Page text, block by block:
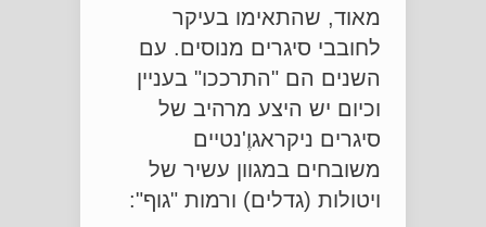
מאוד, שהתאימו בעיקר
לחובבי סיגרים מנוסים. עם
השנים הם "התרככו" בעניין
וכיום יש היצע מרהיב של
סיגרים ניקראגוֶ'נטיים
משובחים במגוון עשיר של
ויטולות (גדלים) ורמות "גוף":